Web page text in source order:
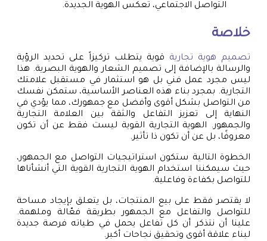
التواصل الاجتماعي، تعكس الهوية الجديدة.
خلاصة
تصميم هوية تجارية قوية يتطلب تركيزاً على تحديد الرؤية
والرسالة بالإضافة إلى تصميم الشعار والهوية البصرية. هذا
ليس مجرد عمل فني بل هو استثمار في مستقبل علامتك
التجارية. بمجرد بناء هذه العناصر الأساسية، ستمكن نفسك
من التواصل بشكل أقوى وأفضل مع جمهورك، مما يؤدي في
النهاية إلى تعزيز التفاعل والثقة بين العلامة التجارية
والجمهور. الهوية التجارية القوية ليست فقط عن أن تكون
معروفًا، بل عن أن تكون ذا تأثير.
الخطوة التالية ستكون استراتيجيات التواصل مع الجمهور،
حيث سيمكننا استخدام الهوية التجارية القوية التي أنشأناها
للتواصل بكفاءة وفاعلية.
لا يقتصر فقط على بيع المنتجات، بل يتعلق بإيجاد مساحة
للتواصل والتفاعل مع الجمهور بطريقة فعّالة وملهمة.
علينا أن نتذكر أن كل تفاعل يحمل في طياته فرصة جديدة
لبناء علاقة أقوى وتحقيق نجاحات أكبر.